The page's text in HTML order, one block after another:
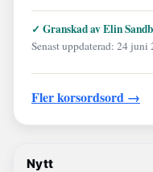
✓ Granskad av Elin
Senast uppdaterad: 24 juni
Fler korsordsord →
Nytt